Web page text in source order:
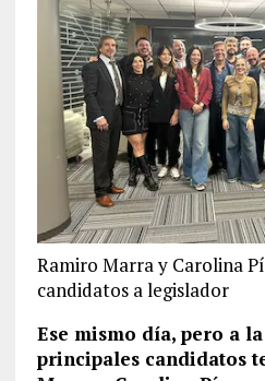
Ramiro Marra y Carolina
candidatos a legislador
Ese mismo día, pero a
principales candidatos